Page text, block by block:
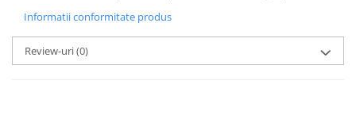
Informatii conformitate produs
Review-uri(0)